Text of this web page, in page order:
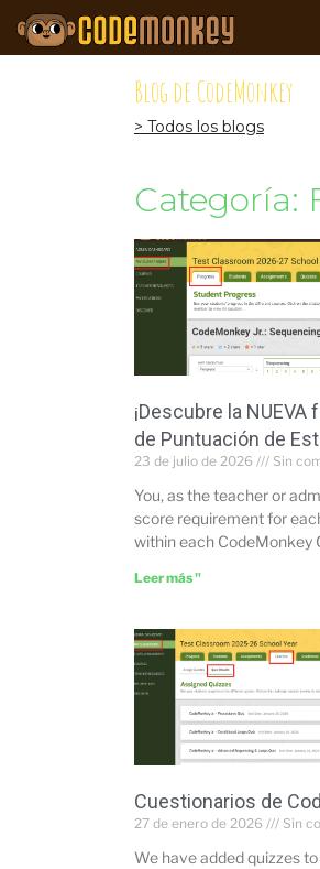
Blog de CodeMonkey
> Todos los blogs
Categoría:
¡Descubre la
de Puntuación de
23 de julio de 2026 Sin
You, as the teacher or
score requirement for
within each CodeMonkey
Leer más "
Cuestionarios de
27 de enero de 2026 Sin
We have added quizzes